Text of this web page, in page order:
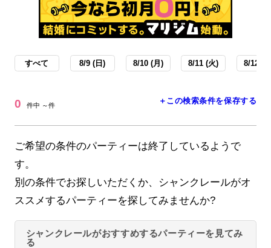
すべて 8/9 (日) 8/10 (月) 8/11 (火) 8/12 (
0 件中 ～件 ＋この検索条件を保存する
ご希望の条件のパーティーは終了しているようで
す。
別の条件でお探しいただくか、シャンクレールがオ
ススメするパーティーを探してみませんか?
シャンクレールがおすすめするパーティーを見てみ
る